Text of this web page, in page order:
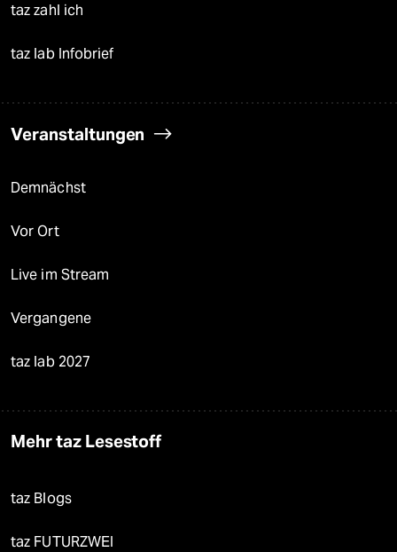
taz zahl ich
taz lab Infobrief
Veranstaltungen
Demnächst
Vor Ort
Live im Stream
Vergangene
taz lab 2027
Mehr taz Lesestoff
taz Blogs
taz FUTURZWEI